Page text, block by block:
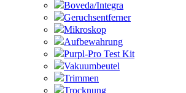
Boveda/Integra
Geruchsentferner
Mikroskop
Aufbewahrung
Purpl-Pro Test Kit
Vakuumbeutel
Trimmen
Trocknung